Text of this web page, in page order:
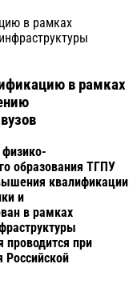
в рамках
в рамках
образования ТГПУ
квалификации
и
в рамках
проводится при